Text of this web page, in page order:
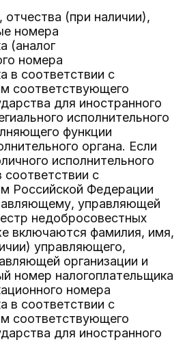
(при наличии),
номера
(аналог
номера
в соответствии с
соответствующего
для иностранного
исполнительного
функции
органа. Если
исполнительного
соответствии с
Российской Федерации
управляющей
недобросовестных
включаются фамилия, имя,
управляющего,
организации и
номер налогоплательщика
номера
в соответствии с
соответствующего
для иностранного